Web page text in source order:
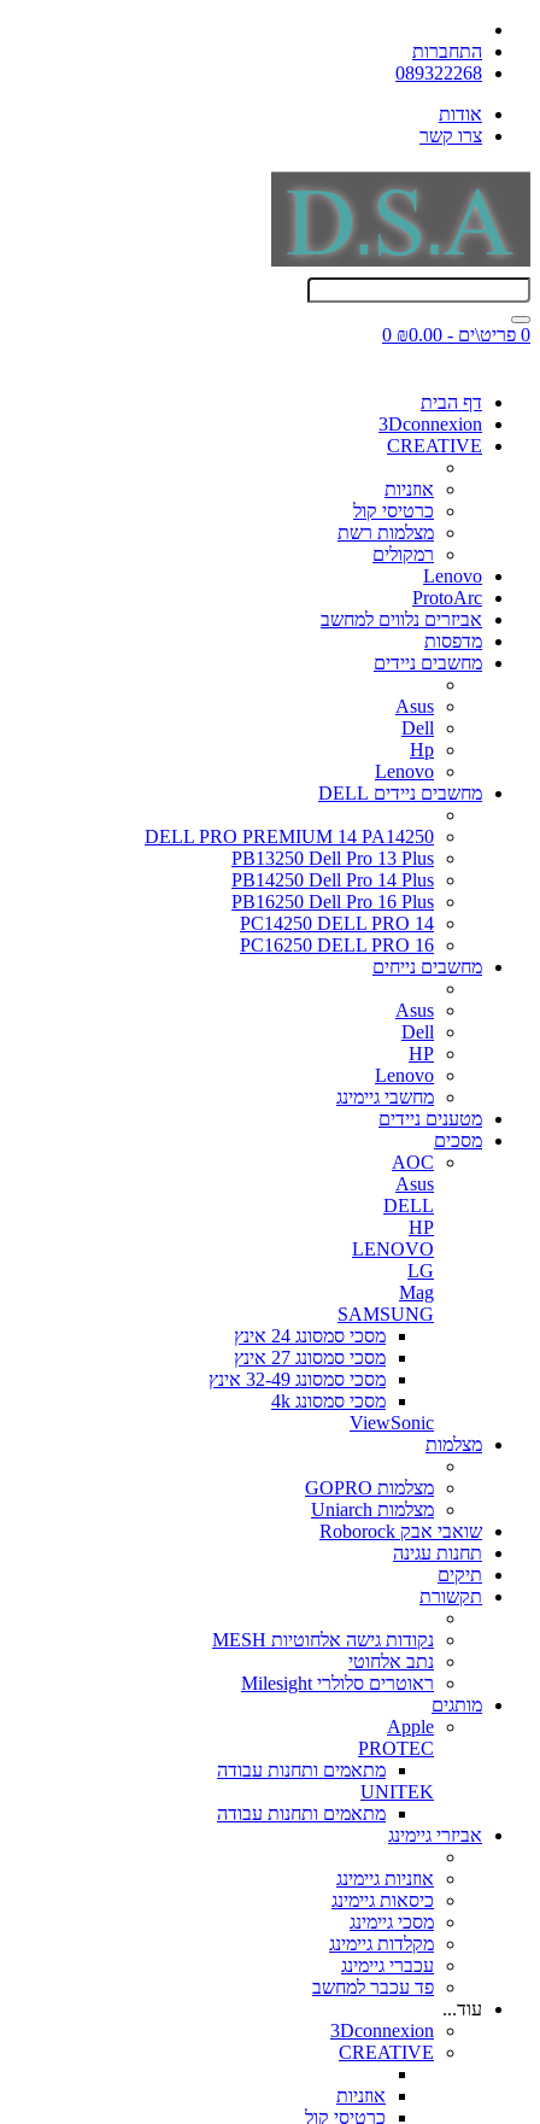
התחברות
089322268
אודות
צרו קשר
0 פריט\ים - ₪0.00 0
דף הבית
3Dconnexion
CREATIVE
אוזניות
כרטיסי קול
מצלמות רשת
רמקולים
Lenovo
ProtoArc
אביזרים נלווים למחשב
מדפסות
מחשבים ניידים
Asus
Dell
Hp
Lenovo
מחשבים ניידים DELL
DELL PRO PREMIUM 14 PA14250
PB13250 Dell Pro 13 Plus
PB14250 Dell Pro 14 Plus
PB16250 Dell Pro 16 Plus
PC14250 DELL PRO 14
PC16250 DELL PRO 16
מחשבים נייחים
Asus
Dell
HP
Lenovo
מחשבי גיימינג
מטענים ניידים
מסכים
AOC
Asus
DELL
HP
LENOVO
LG
Mag
SAMSUNG
מסכי סמסונג 24 אינץ
מסכי סמסונג 27 אינץ
מסכי סמסונג 32-49 אינץ
מסכי סמסונג 4k
ViewSonic
מצלמות
מצלמות GOPRO
מצלמות Uniarch
שואבי אבק Roborock
תחנות עגינה
תיקים
תקשורת
נקודות גישה אלחוטיות MESH
נתב אלחוטי
ראוטרים סלולרי Milesight
מותגים
Apple
PROTEC
מתאמים ותחנות עבודה
UNITEK
מתאמים ותחנות עבודה
אביזרי גיימינג
אוזניות גיימינג
כיסאות גיימינג
מסכי גיימינג
מקלדות גיימינג
עכברי גיימינג
פד עכבר למחשב
עוד...
3Dconnexion
CREATIVE
אוזניות
כרטיסי קול